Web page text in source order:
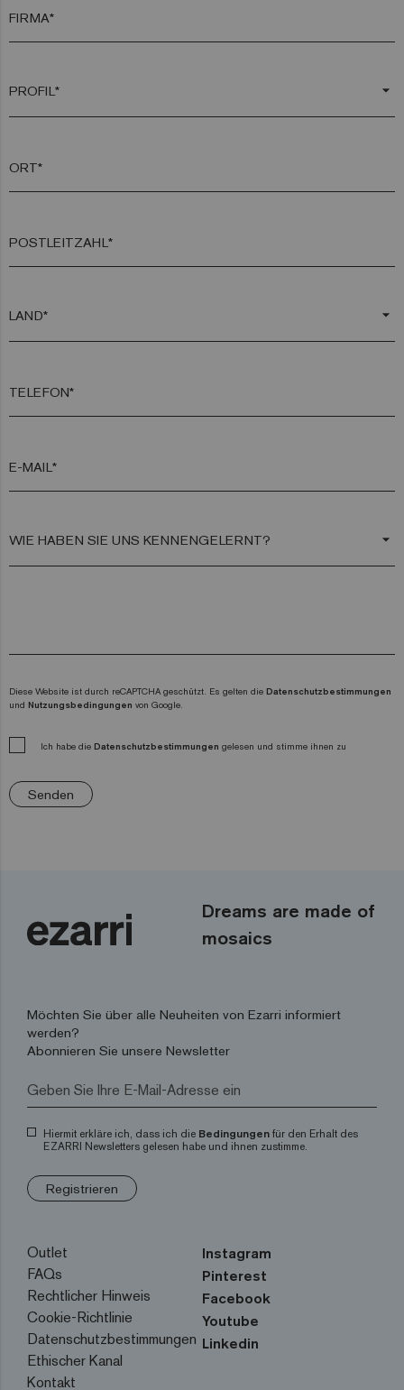
FIRMA*
arrow_drop_down
ORT*
POSTLEITZAHL*
arrow_drop_down
TELEFON*
E-MAIL*
arrow_drop_down
Diese Website ist durch reCAPTCHA geschützt. Es gelten die Datenschutzbestimmungen
und Nutzungsbedingungen von Google.
Ich habe die Datenschutzbestimmungen gelesen und stimme ihnen zu
Senden
Dreams are made of
mosaics
Möchten Sie über alle Neuheiten von Ezarri informiert
werden?
Abonnieren Sie unsere Newsletter
Hiermit erkläre ich, dass ich die Bedingungen für den Erhalt des
EZARRI Newsletters gelesen habe und ihnen zustimme.
Registrieren
Outlet
FAQs
Rechtlicher Hinweis
Cookie-Richtlinie
Datenschutzbestimmungen
Ethischer Kanal
Kontakt
Instagram
Pinterest
Facebook
Youtube
Linkedin